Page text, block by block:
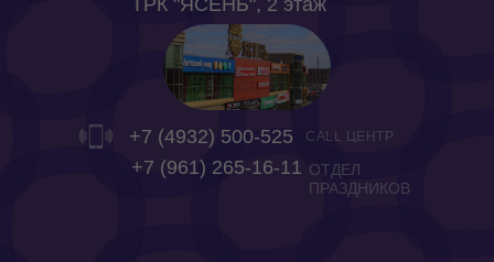
ТРК "ЯСЕНЬ", 2 этаж
+7 (4932) 500-525
‎+7 (961) 265-16-11 ОТДЕЛ
ПРАЗДНИКОВ
CALL ЦЕНТР